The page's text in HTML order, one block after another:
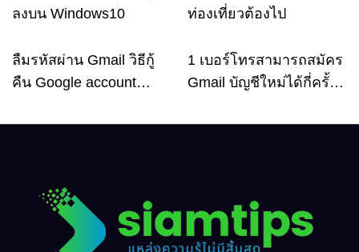
ลงบน Windows10
ท่องเที่ยวต้องไป
Email
ลืมรหัสผ่าน Gmail วิธีกู้
คืน Google account
Email
1 เบอร์โทรสามารถสมัคร
Gmail บัญชีใหม่ได้กี่ครั้ง?